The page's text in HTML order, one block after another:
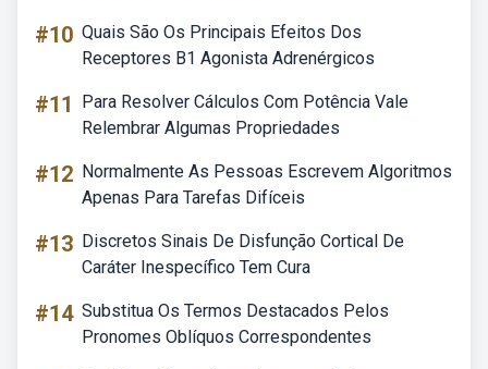
#10 Quais São Os Principais Efeitos Dos
Receptores B1 Agonista Adrenérgicos
#11
Para Resolver Cálculos Com Potência Vale
Relembrar Algumas Propriedades
#12 Normalmente As Pessoas Escrevem Algoritmos
Apenas Para Tarefas Difíceis
#13 Discretos Sinais De Disfunção Cortical De
Caráter Inespecífico Tem Cura
#14 Substitua Os Termos Destacados Pelos
Pronomes Oblíquos Correspondentes